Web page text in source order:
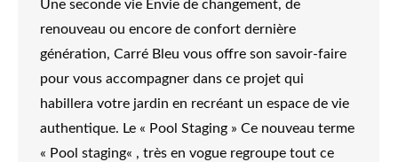
Une seconde vie Envie de changement, de
renouveau ou encore de confort dernière
génération, Carré Bleu vous offre son savoir-faire
pour vous accompagner dans ce projet qui
habillera votre jardin en recréant un espace de vie
authentique. Le « Pool Staging » Ce nouveau terme
« Pool staging« , très en vogue regroupe tout ce